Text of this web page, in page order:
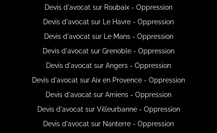
Devis d'avocat sur Roubaix - Oppression
Devis d'avocat sur Le Havre - Oppression
Devis d'avocat sur Le Mans - Oppression
Devis d'avocat sur Grenoble - Oppression
Devis d'avocat sur Angers - Oppression
Devis d'avocat sur Aix en Provence - Oppression
Devis d'avocat sur Amiens - Oppression
Devis d'avocat sur Villeurbanne - Oppression
Devis d'avocat sur Nanterre - Oppression